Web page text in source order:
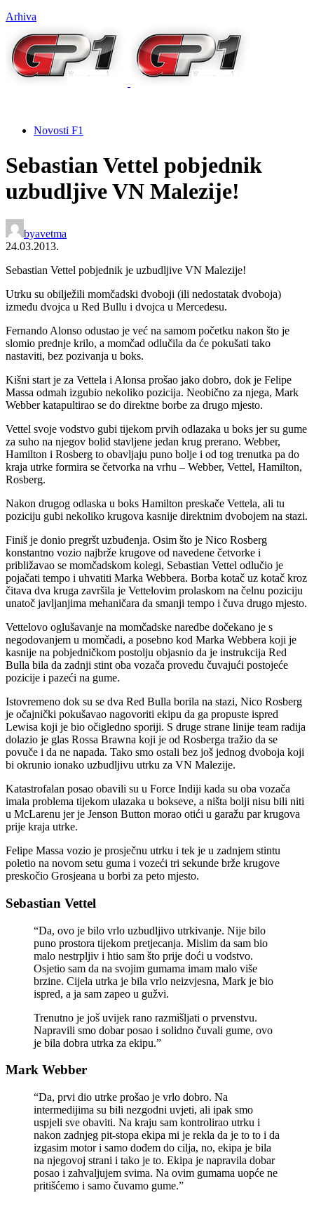
Arhiva
Novosti F1
Sebastian Vettel pobjednik
uzbudljive VN Malezije!
byavetma
24.03.2013.
Sebastian Vettel pobjednik je uzbudljive VN Malezije!
Utrku su obilježili momčadski dvoboji (ili nedostatak dvoboja)
između dvojca u Red Bullu i dvojca u Mercedesu.
Fernando Alonso odustao je već na samom početku nakon što je
slomio prednje krilo, a momčad odlučila da će pokušati tako
nastaviti, bez pozivanja u boks.
Kišni start je za Vettela i Alonsa prošao jako dobro, dok je Felipe
Massa odmah izgubio nekoliko pozicija. Neobično za njega, Mark
Webber katapultirao se do direktne borbe za drugo mjesto.
Vettel svoje vodstvo gubi tijekom prvih odlazaka u boks jer su gume
za suho na njegov bolid stavljene jedan krug prerano. Webber,
Hamilton i Rosberg to obavljaju puno bolje i od tog trenutka pa do
kraja utrke formira se četvorka na vrhu – Webber, Vettel, Hamilton,
Rosberg.
Nakon drugog odlaska u boks Hamilton preskače Vettela, ali tu
poziciju gubi nekoliko krugova kasnije direktnim dvobojem na stazi.
Finiš je donio pregršt uzbuđenja. Osim što je Nico Rosberg
konstantno vozio najbrže krugove od navedene četvorke i
približavao se momčadskom kolegi, Sebastian Vettel odlučio je
pojačati tempo i uhvatiti Marka Webbera. Borba kotač uz kotač kroz
čitava dva kruga završila je Vettelovim prolaskom na čelnu poziciju
unatoč javljanjima mehaničara da smanji tempo i čuva drugo mjesto.
Vettelovo oglušavanje na momčadske naredbe dočekano je s
negodovanjem u momčadi, a posebno kod Marka Webbera koji je
kasnije na pobjedničkom postolju objasnio da je instrukcija Red
Bulla bila da zadnji stint oba vozača provedu čuvajući postojeće
pozicije i pazeći na gume.
Istovremeno dok su se dva Red Bulla borila na stazi, Nico Rosberg
je očajnički pokušavao nagovoriti ekipu da ga propuste ispred
Lewisa koji je bio očigledno sporiji. S druge strane linije team radija
dolazio je glas Rossa Brawna koji je od Rosberga tražio da se
povuče i da ne napada. Tako smo ostali bez još jednog dvoboja koji
bi okrunio ionako uzbudljivu utrku za VN Malezije.
Katastrofalan posao obavili su u Force Indiji kada su oba vozača
imala problema tijekom ulazaka u bokseve, a ništa bolji nisu bili niti
u McLarenu jer je Jenson Button morao otići u garažu par krugova
prije kraja utrke.
Felipe Massa vozio je prosječnu utrku i tek je u zadnjem stintu
poletio na novom setu guma i vozeći tri sekunde brže krugove
preskočio Grosjeana u borbi za peto mjesto.
Sebastian Vettel
“Da, ovo je bilo vrlo uzbudljivo utrkivanje. Nije bilo
puno prostora tijekom pretjecanja. Mislim da sam bio
malo nestrpljiv i htio sam što prije doći u vodstvo.
Osjetio sam da na svojim gumama imam malo više
brzine. Cijela utrka je bila vrlo neizvjesna, Mark je bio
ispred, a ja sam zapeo u gužvi.
Trenutno je još uvijek rano razmišljati o prvenstvu.
Napravili smo dobar posao i solidno čuvali gume, ovo
je bila dobra utrka za ekipu.”
Mark Webber
“Da, prvi dio utrke prošao je vrlo dobro. Na
intermedijima su bili nezgodni uvjeti, ali ipak smo
uspjeli sve obaviti. Na kraju sam kontrolirao utrku i
nakon zadnjeg pit-stopa ekipa mi je rekla da je to to i da
izgasim motor i samo dođem do cilja, no, ekipa je bila
na njegovoj strani i tako je to. Ekipa je napravila dobar
posao i zahvaljujem svima. Na ovim gumama uopće ne
pritišćemo i samo čuvamo gume.”